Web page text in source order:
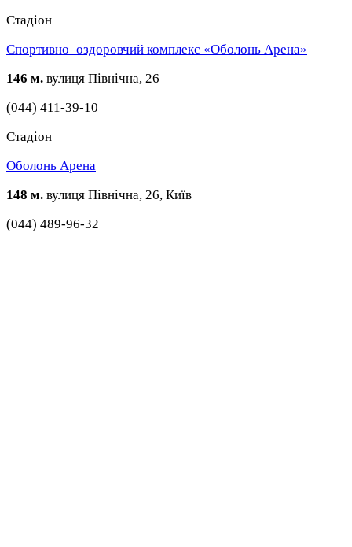
Стадіон
Спортивно–оздоровчий комплекс «Оболонь Арена»
146 м. вулиця Північна, 26
(044) 411-39-10
Стадіон
Оболонь Арена
148 м. вулиця Північна, 26, Київ
(044) 489-96-32